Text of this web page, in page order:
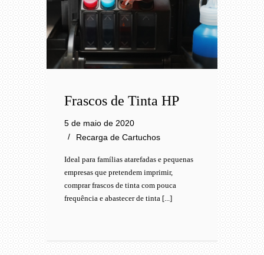
Frascos de Tinta HP
5 de maio de 2020
Recarga de Cartuchos
Ideal para famílias atarefadas e pequenas
empresas que pretendem imprimir,
comprar frascos de tinta com pouca
frequência e abastecer de tinta [...]